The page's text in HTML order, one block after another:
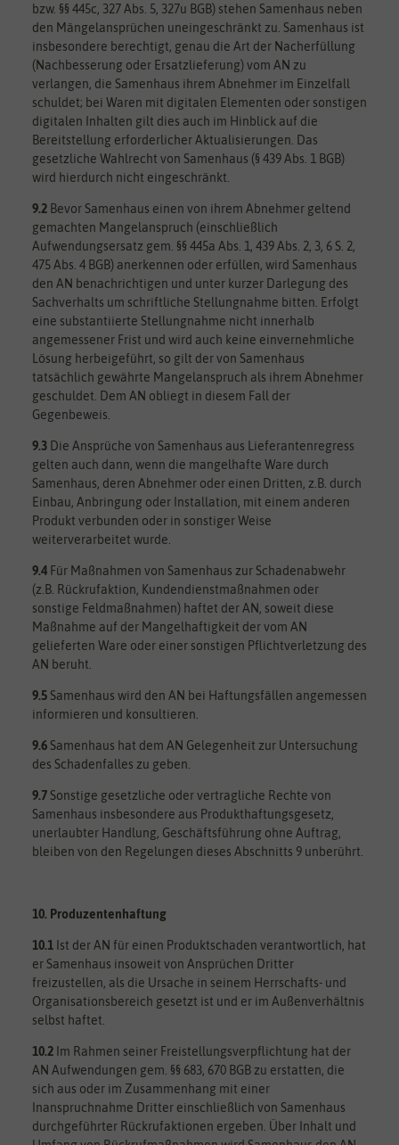
bzw. §§ 445c, 327 Abs. 5, 327u BGB) stehen Samenhaus neben
den Mängelansprüchen uneingeschränkt zu. Samenhaus ist
insbesondere berechtigt, genau die Art der Nacherfüllung
(Nachbesserung oder Ersatzlieferung) vom AN zu
verlangen, die Samenhaus ihrem Abnehmer im Einzelfall
schuldet; bei Waren mit digitalen Elementen oder sonstigen
digitalen Inhalten gilt dies auch im Hinblick auf die
Bereitstellung erforderlicher Aktualisierungen. Das
gesetzliche Wahlrecht von Samenhaus (§ 439 Abs. 1 BGB)
wird hierdurch nicht eingeschränkt.
9.2 Bevor Samenhaus einen von ihrem Abnehmer geltend
gemachten Mangelanspruch (einschließlich
Aufwendungsersatz gem. §§ 445a Abs. 1, 439 Abs. 2, 3, 6 S. 2,
475 Abs. 4 BGB) anerkennen oder erfüllen, wird Samenhaus
den AN benachrichtigen und unter kurzer Darlegung des
Sachverhalts um schriftliche Stellungnahme bitten. Erfolgt
eine substantiierte Stellungnahme nicht innerhalb
angemessener Frist und wird auch keine einvernehmliche
Lösung herbeigeführt, so gilt der von Samenhaus
tatsächlich gewährte Mangelanspruch als ihrem Abnehmer
geschuldet. Dem AN obliegt in diesem Fall der
Gegenbeweis.
9.3 Die Ansprüche von Samenhaus aus Lieferantenregress
gelten auch dann, wenn die mangelhafte Ware durch
Samenhaus, deren Abnehmer oder einen Dritten, z.B. durch
Einbau, Anbringung oder Installation, mit einem anderen
Produkt verbunden oder in sonstiger Weise
weiterverarbeitet wurde.
9.4 Für Maßnahmen von Samenhaus zur Schadenabwehr
(z.B. Rückrufaktion, Kundendienstmaßnahmen oder
sonstige Feldmaßnahmen) haftet der AN, soweit diese
Maßnahme auf der Mangelhaftigkeit der vom AN
gelieferten Ware oder einer sonstigen Pflichtverletzung des
AN beruht.
9.5 Samenhaus wird den AN bei Haftungsfällen angemessen
informieren und konsultieren.
9.6 Samenhaus hat dem AN Gelegenheit zur Untersuchung
des Schadenfalles zu geben.
9.7 Sonstige gesetzliche oder vertragliche Rechte von
Samenhaus insbesondere aus Produkthaftungsgesetz,
unerlaubter Handlung, Geschäftsführung ohne Auftrag,
bleiben von den Regelungen dieses Abschnitts 9 unberührt.
10. Produzentenhaftung
10.1 Ist der AN für einen Produktschaden verantwortlich, hat
er Samenhaus insoweit von Ansprüchen Dritter
freizustellen, als die Ursache in seinem Herrschafts- und
Organisationsbereich gesetzt ist und er im Außenverhältnis
selbst haftet.
10.2 Im Rahmen seiner Freistellungsverpflichtung hat der
AN Aufwendungen gem. §§ 683, 670 BGB zu erstatten, die
sich aus oder im Zusammenhang mit einer
Inanspruchnahme Dritter einschließlich von Samenhaus
durchgeführter Rückrufaktionen ergeben. Über Inhalt und